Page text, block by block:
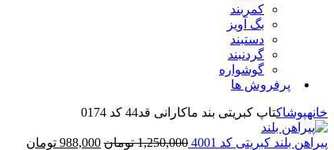
کمربند
بگ آویز
دستبند
گردنبند
گوشواره
پرفروش ها
خانهپوشاکتاپ کبریتی بند ماکارانی قد44 کد 0174
پیراهن بلند کبریتی کد 4001 1,250,000 تومان 988,000 تومان